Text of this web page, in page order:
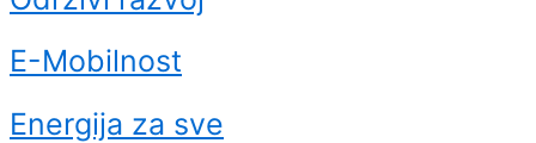
E-Mobilnost
Energija za sve